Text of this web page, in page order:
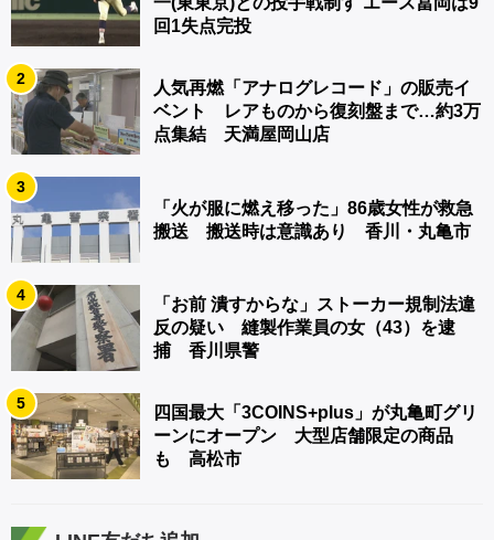
回1失点完投
2
人気再燃「アナログレコード」の販売イ
ベント レアものから復刻盤まで…約3万
点集結 天満屋岡山店
3
「火が服に燃え移った」86歳女性が救急
搬送 搬送時は意識あり 香川・丸亀市
4
「お前 潰すからな」ストーカー規制法違
反の疑い 縫製作業員の女（43）を逮
捕 香川県警
5
四国最大「3COINS+plus」が丸亀町グリ
ーンにオープン 大型店舗限定の商品
も 高松市